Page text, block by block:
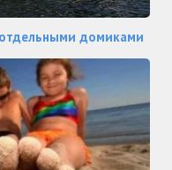
домиками